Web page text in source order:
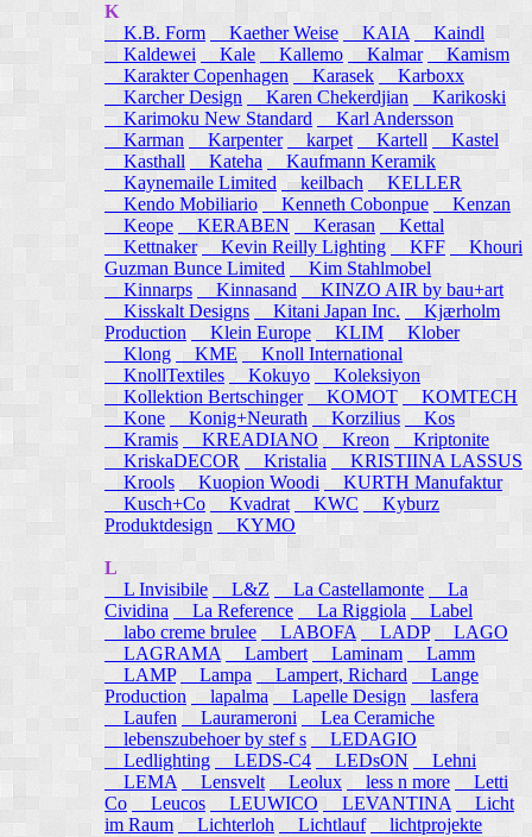
K
K.B. Form
Kaether Weise KAIA
Kaindl
Kaldewei
Kale Kallemo Kalmar
Kamism
Karakter Copenhagen
Karasek
Karboxx
Karcher Design
Karen Chekerdjian
Karikoski
Karimoku New Standard
Karl Andersson
Karman
Karpenter karpet Kartell
Kastel
Kasthall
Kateha
Kaufmann Keramik
Kaynemaile Limited keilbach
KELLER
Kendo Mobiliario
Kenneth Cobonpue
Kenzan
Keope
KERABEN Kerasan
Kettal
Kettnaker Kevin Reilly Lighting KFF
Khouri
Guzman Bunce Limited
Kim Stahlmobel
Kinnarps
Kinnasand
KINZO AIR by bau+art
Kisskalt Designs
Kitani Japan Inc.
Kjærholm
Production
Klein Europe KLIM
Klober
Klong
KME
Knoll International
KnollTextiles
Kokuyo
Koleksiyon
Kollektion Bertschinger KOMOT
KOMTECH
Kone
Konig+Neurath Korzilius
Kos
Kramis
KREADIANO Kreon
Kriptonite
KriskaDECOR
Kristalia
KRISTIINA LASSUS
Krools
Kuopion Woodi
KURTH Manufaktur
Kusch+Co
Kvadrat KWC
Kyburz
Produktdesign
KYMO
L
L Invisibile
L&Z La Castellamonte
La
Cividina
La Reference La Riggiola
Label
labo creme brulee
LABOFA LADP
LAGO
LAGRAMA
Lambert Laminam
Lamm
LAMP
Lampa Lampert, Richard
Lange
Production
lapalma Lapelle Design
lasfera
Laufen
Laurameroni
Lea Ceramiche
lebenszubehoer by stef s
LEDAGIO
Ledlighting
LEDS-C4 LEDsON
Lehni
LEMA
Lensvelt Leolux less n more
Letti
Co
Leucos LEUWICO LEVANTINA
Licht
im Raum
Lichterloh Lichtlauf lichtprojekte